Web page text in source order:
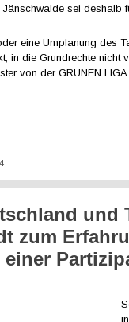
sei deshalb
eine Umplanung des
in die Grundrechte nicht
von der GRÜNEN LIGA.
und
zum